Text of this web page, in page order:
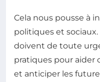
Cela nous pousse à
politiques et
doivent de toute
pratiques pour aider
et anticiper les